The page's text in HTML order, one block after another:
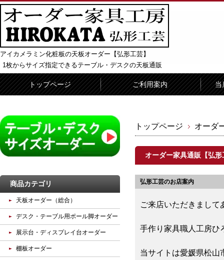
アイカメラミン化粧板の天板オーダー【弘形工芸】
1枚からサイズ指定できるテーブル・デスクの天板通販
トップページ ご利用案内 当
トップページ オーダ
オーダー家具通販【弘
弘形工芸のお店案内
ご来店いただきまして
手作り家具職人工房ひ
当サイトは愛媛県松山
商品カテゴリ
天板オーダー（総合）
デスク・テーブル用ポール脚オーダー
展示台・ディスプレイ台オーダー
棚板オーダー